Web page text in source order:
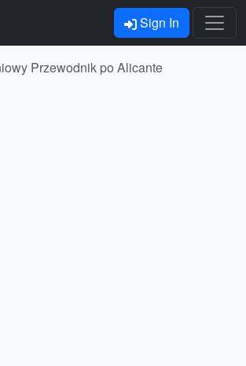
Sign In
Przewodnik po Alicante